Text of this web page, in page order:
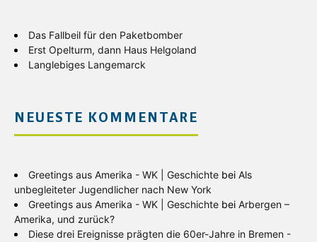
Das Fallbeil für den Paketbomber
Erst Opelturm, dann Haus Helgoland
Langlebiges Langemarck
NEUESTE KOMMENTARE
Greetings aus Amerika - WK | Geschichte bei Als
unbegleiteter Jugendlicher nach New York
Greetings aus Amerika - WK | Geschichte bei Arbergen –
Amerika, und zurück?
Diese drei Ereignisse prägten die 60er-Jahre in Bremen -